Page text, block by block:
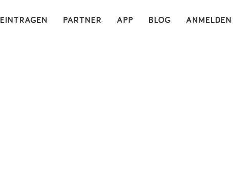
ANMELDEN
BLOG
APP
PARTNER
EINTRAGEN ×